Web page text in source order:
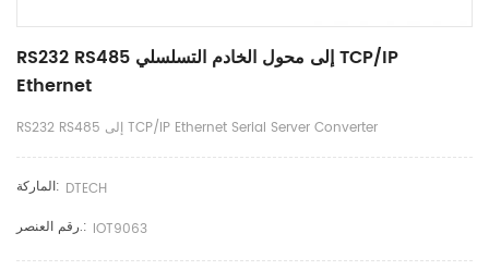
RS232 RS485 إلى محول الخادم التسلسلي TCP/IP
Ethernet
RS232 RS485 إلى TCP/IP Ethernet Serial Server Converter
الماركة: DTECH
رقم العنصر.: IOT9063